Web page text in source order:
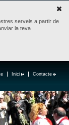
serveis a partir de
la teva
Contacte
Inici